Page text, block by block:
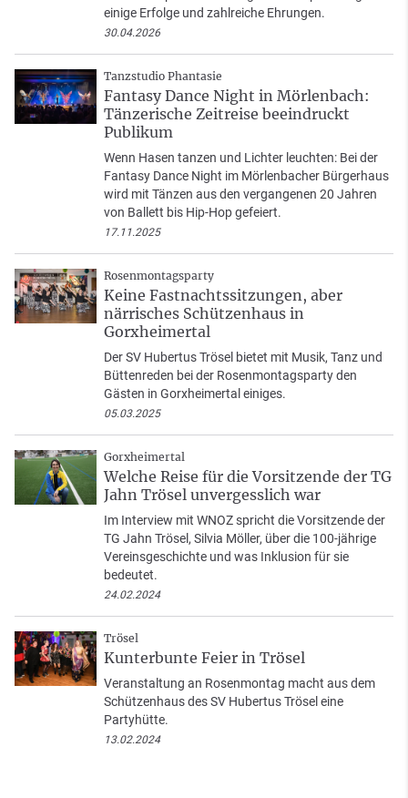
einige Erfolge und zahlreiche Ehrungen.
30.04.2026
Tanzstudio Phantasie
Fantasy Dance Night in Mörlenbach:
Tänzerische Zeitreise beeindruckt
Publikum
Wenn Hasen tanzen und Lichter leuchten: Bei der
Fantasy Dance Night im Mörlenbacher Bürgerhaus
wird mit Tänzen aus den vergangenen 20 Jahren
von Ballett bis Hip-Hop gefeiert.
17.11.2025
Rosenmontagsparty
Keine Fastnachtssitzungen, aber
närrisches Schützenhaus in
Gorxheimertal
Der SV Hubertus Trösel bietet mit Musik, Tanz und
Büttenreden bei der Rosenmontagsparty den
Gästen in Gorxheimertal einiges.
05.03.2025
Gorxheimertal
Welche Reise für die Vorsitzende der TG
Jahn Trösel unvergesslich war
Im Interview mit WNOZ spricht die Vorsitzende der
TG Jahn Trösel, Silvia Möller, über die 100-jährige
Vereinsgeschichte und was Inklusion für sie
bedeutet.
24.02.2024
Trösel
Kunterbunte Feier in Trösel
Veranstaltung an Rosenmontag macht aus dem
Schützenhaus des SV Hubertus Trösel eine
Partyhütte.
13.02.2024